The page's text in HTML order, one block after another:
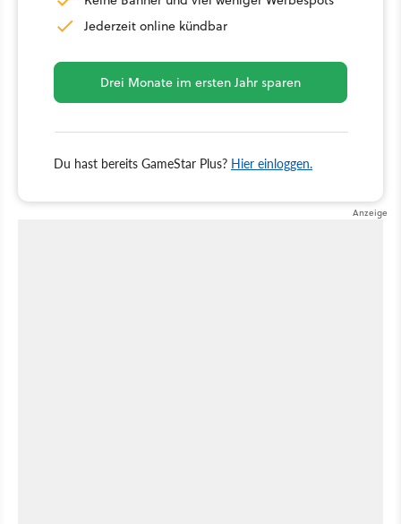
Jederzeit online kündbar
Drei Monate im ersten Jahr sparen
Du hast bereits GameStar Plus? Hier einloggen.